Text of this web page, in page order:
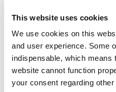
This website uses cookies
We use cookies on this
and user experience. Some
indispensable, which means
website cannot function
your consent regarding
kaksinkertaisena.
Hallintoneuvoston
palkkiona 800 euroa
varapuheenjohtajalle